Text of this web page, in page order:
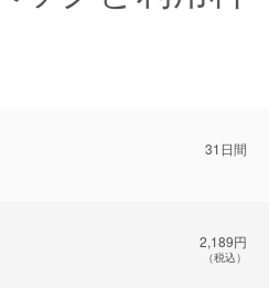
31日間
2,189円
（税込）